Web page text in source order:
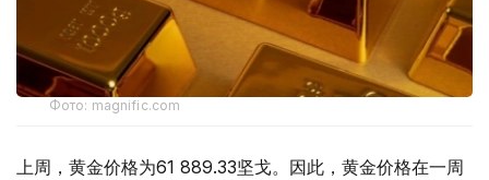
Фото: magnific.com
上周，黄金价格为61 889.33坚戈。因此，黄金价格在一周